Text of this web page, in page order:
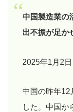
中国製造業の
出不振が足か
2025年1月2
中国の昨年12
した。中国か